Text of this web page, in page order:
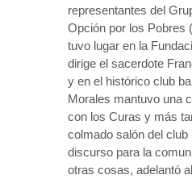
representantes del
Opción por los Pobres
tuvo lugar en la
dirige el sacerdote
y en el histórico club
Morales mantuvo una
con los Curas y más
colmado salón del club
discurso para la
otras cosas, adelantó